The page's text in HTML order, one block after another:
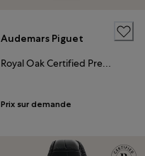
Audemars Piguet
Royal Oak Certified Pre-Owned
Prix sur demande